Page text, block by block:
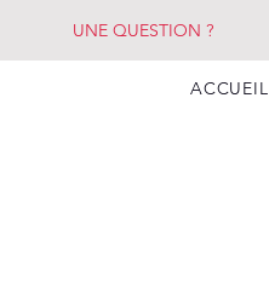
UNE QUESTION ?
ACCUEIL